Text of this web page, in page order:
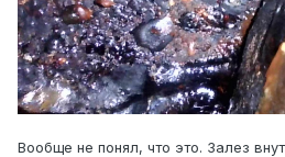
Вообще не понял, что это. Залез